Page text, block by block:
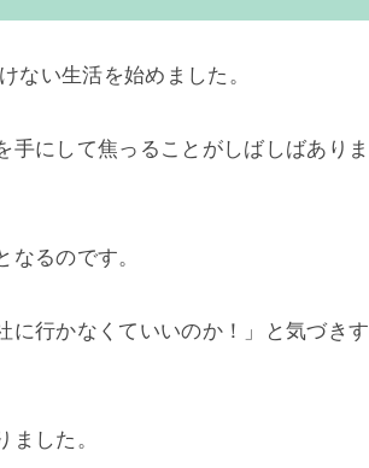
ない生活を始めました。
にして焦っることがしばしばありま
るのです。
に行かなくていいのか！」と気づきす
した。